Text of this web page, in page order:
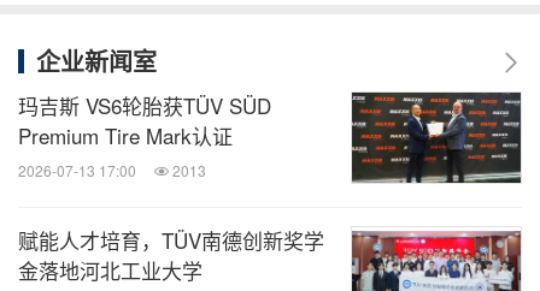
矿、动力、新能源车企业最新的经营动态。
扫描二维码，立即订阅！
采矿
采矿/五金 石油能源 公共设施
一般制
造业
企业新闻室
玛吉斯 VS6轮胎获TÜV SÜD
Premium Tire Mark认证
2026-07-13 17:00 2013
赋能人才培育，TÜV南德创新奖学
金落地河北工业大学